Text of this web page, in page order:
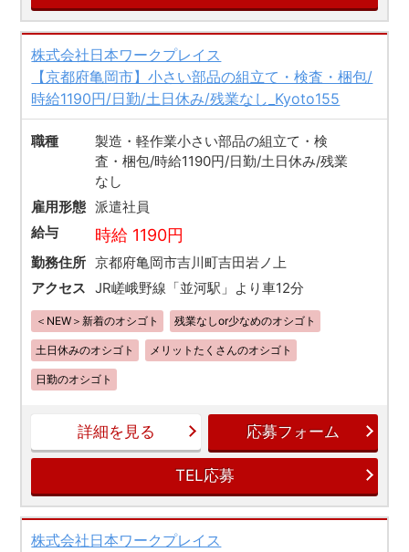
株式会社日本ワークプレイス
【京都府亀岡市】小さい部品の組立て・検査・梱包/
時給1190円/日勤/土日休み/残業なし_Kyoto155
職種
製造・軽作業小さい部品の組立て・検
査・梱包/時給1190円/日勤/土日休み/残業
なし
雇用形態 派遣社員
給与
時給 1190円
勤務住所 京都府亀岡市吉川町吉田岩ノ上
アクセス
JR嵯峨野線「並河駅」より車12分
＜NEW＞新着のオシゴト 残業なしor少なめのオシゴト
土日休みのオシゴト メリットたくさんのオシゴト
日勤のオシゴト
詳細を見る 応募フォーム
TEL応募
株式会社日本ワークプレイス